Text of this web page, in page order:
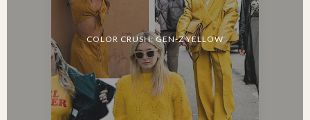
COLOR CRUSH: GEN-Z YELLOW